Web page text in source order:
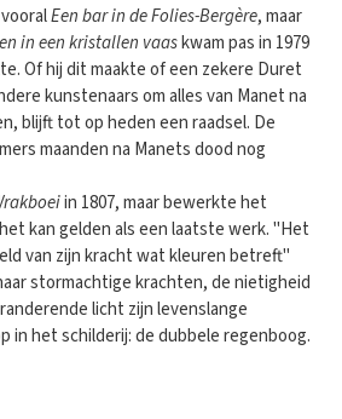
Een bar in de Folies-Bergère, maar
in een kristallen vaaskwam pas in 1979
Of hij dit maakte of een zekere Duret
kunstenaars om alles van Manet na
blijft tot op heden een raadsel. De
maanden na Manets dood nog
in 1807, maar bewerkte het
kan gelden als een laatste werk. "Het
van zijn kracht wat kleuren betreft"
stormachtige krachten, de nietigheid
licht zijn levenslange
in het schilderij: de dubbele regenboog.